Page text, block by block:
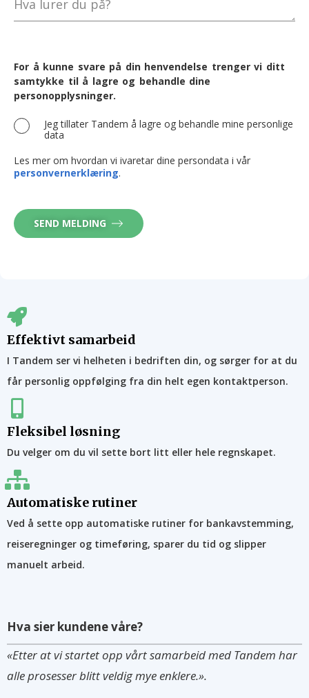
For å kunne svare på din henvendelse trenger vi ditt
samtykke til å lagre og behandle dine
personopplysninger.
Jeg tillater Tandem å lagre og behandle mine personlige
data
Les mer om hvordan vi ivaretar dine persondata i vår
personvernerklæring.
SEND MELDING
Effektivt samarbeid
I Tandem ser vi helheten i bedriften din, og sørger for at du
får personlig oppfølging fra din helt egen kontaktperson.
Fleksibel løsning
Du velger om du vil sette bort litt eller hele regnskapet.
Automatiske rutiner
Ved å sette opp automatiske rutiner for bankavstemming,
reiseregninger og timeføring, sparer du tid og slipper
manuelt arbeid.
Hva sier kundene våre?
«Etter at vi startet opp vårt samarbeid med Tandem har
alle prosesser blitt veldig mye enklere.».